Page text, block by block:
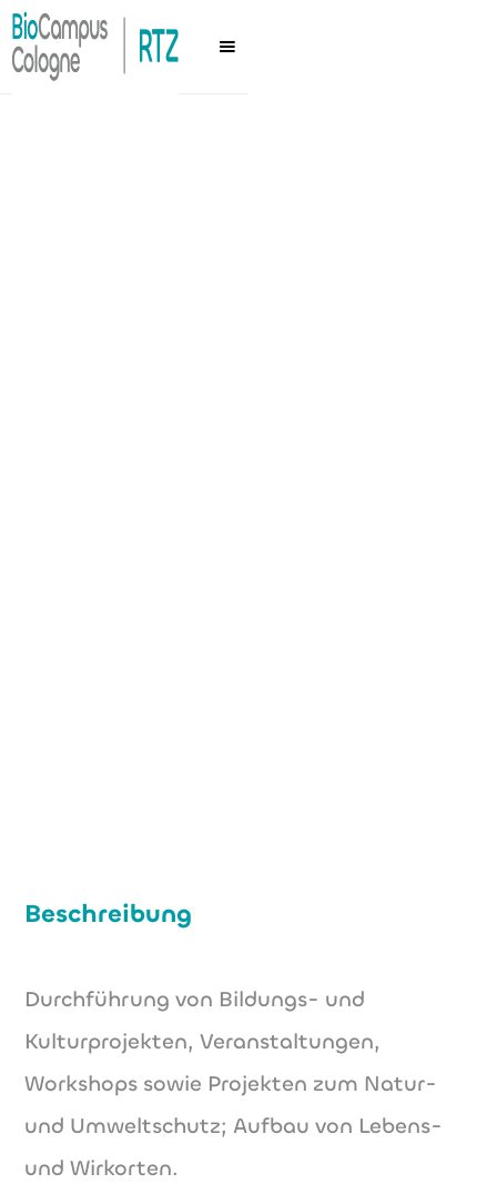
Beschreibung
Durchführung von Bildungs- und
Kulturprojekten, Veranstaltungen,
Workshops sowie Projekten zum Natur-
und Umweltschutz; Aufbau von Lebens-
und Wirkorten.